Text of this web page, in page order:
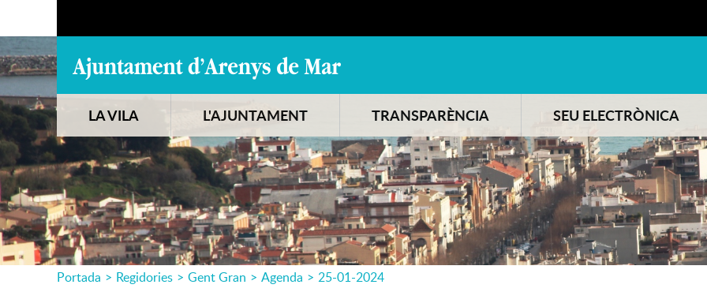
LA VILA L'AJUNTAMENT TRANSPARÈNCIA SEU ELECTRÒNICA
Portada > Regidories > Gent Gran > Agenda > 25-01-2024